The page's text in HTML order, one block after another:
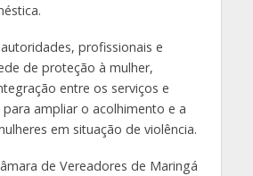
profissionais e
de proteção à mulher,
entre os serviços e
ampliar o acolhimento e a
em situação de violência.
de Vereadores de Maringá